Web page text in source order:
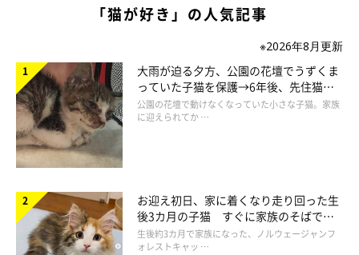
「猫が好き」の人気記事
※2026年8月更新
大雨が迫る夕方、公園の花壇でうずくま
っていた子猫を保護→6年後、先住猫
と“姉妹”のような関係に
公園の花壇で動けなくなっていた小さな子猫。家族
に迎えられてか …
お迎え初日、家に着くなり走り回った生
後3カ月の子猫 すぐに家族のそばで落
ち着く姿に「迎えてよかった」
生後約3カ月で家族になった、ノルウェージャンフ
ォレストキャッ …